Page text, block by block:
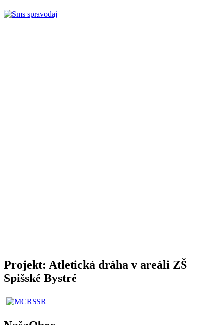
Projekt: Atletická dráha v areáli ZŠ
Spišské Bystré